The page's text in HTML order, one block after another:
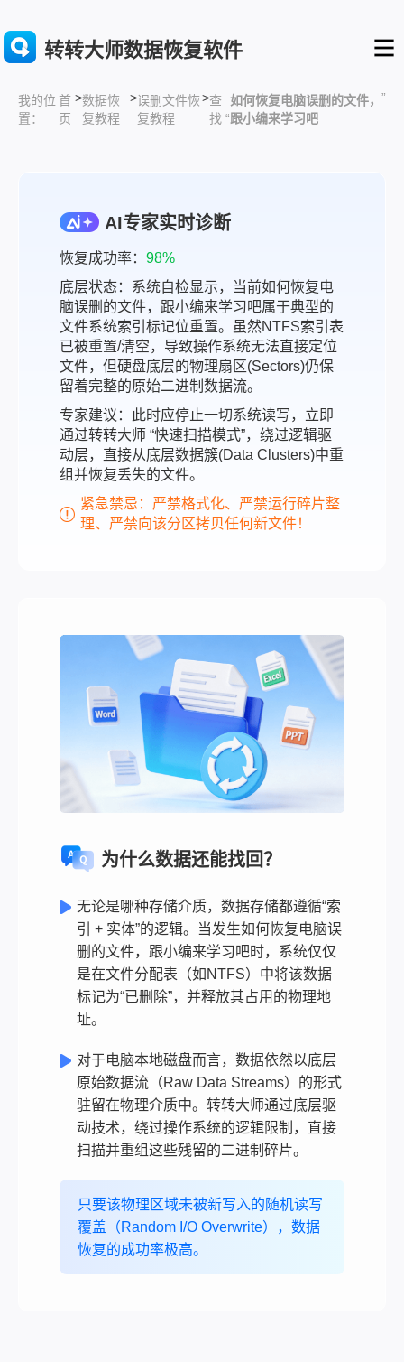
转转大师数据恢复软件
我的位
置：
首
页
>数据恢
复教程
>误删文件恢
复教程
>查
找 “
如何恢复电脑误删的文件，
跟小编来学习吧
”
AI专家实时诊断
恢复成功率： 98%
底层状态：系统自检显示，当前如何恢复电
脑误删的文件，跟小编来学习吧属于典型的
文件系统索引标记位重置。虽然NTFS索引表
已被重置/清空，导致操作系统无法直接定位
文件，但硬盘底层的物理扇区(Sectors)仍保
留着完整的原始二进制数据流。
专家建议：此时应停止一切系统读写，立即
通过转转大师 “快速扫描模式”，绕过逻辑驱
动层，直接从底层数据簇(Data Clusters)中重
组并恢复丢失的文件。
紧急禁忌：严禁格式化、严禁运行碎片整
理、严禁向该分区拷贝任何新文件！
为什么数据还能找回？
无论是哪种存储介质，数据存储都遵循“索
引 + 实体”的逻辑。当发生如何恢复电脑误
删的文件，跟小编来学习吧时，系统仅仅
是在文件分配表（如NTFS）中将该数据
标记为“已删除”，并释放其占用的物理地
址。
对于电脑本地磁盘而言，数据依然以底层
原始数据流（Raw Data Streams）的形式
驻留在物理介质中。转转大师通过底层驱
动技术，绕过操作系统的逻辑限制，直接
扫描并重组这些残留的二进制碎片。
只要该物理区域未被新写入的随机读写
覆盖（Random I/O Overwrite），数据
恢复的成功率极高。